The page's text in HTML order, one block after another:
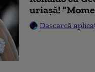
uriașă!
Descarcă